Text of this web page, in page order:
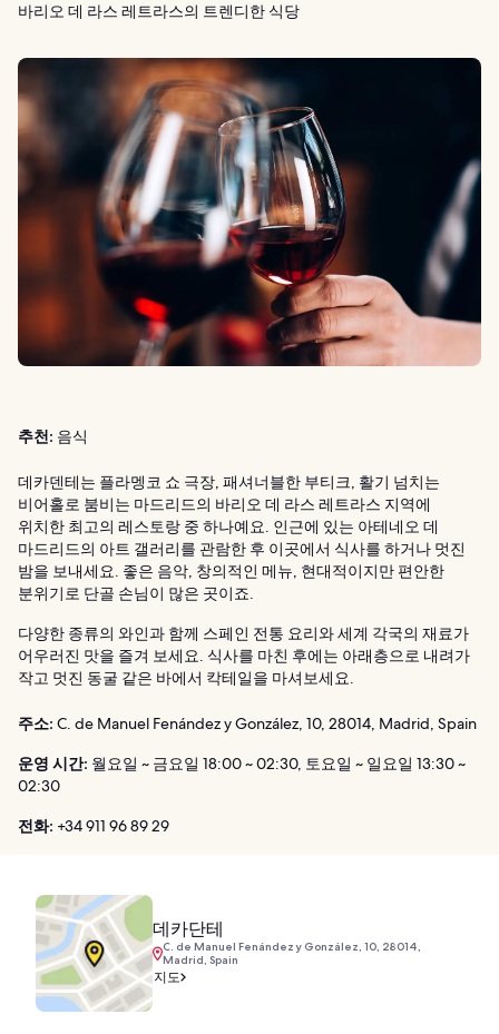
바리오 데 라스 레트라스의 트렌디한 식당
추천: 음식
데카덴테는 플라멩코 쇼 극장, 패셔너블한 부티크, 활기 넘치는
비어홀로 붐비는 마드리드의 바리오 데 라스 레트라스 지역에
위치한 최고의 레스토랑 중 하나예요. 인근에 있는 아테네오 데
마드리드의 아트 갤러리를 관람한 후 이곳에서 식사를 하거나 멋진
밤을 보내세요. 좋은 음악, 창의적인 메뉴, 현대적이지만 편안한
분위기로 단골 손님이 많은 곳이죠.
다양한 종류의 와인과 함께 스페인 전통 요리와 세계 각국의 재료가
어우러진 맛을 즐겨 보세요. 식사를 마친 후에는 아래층으로 내려가
작고 멋진 동굴 같은 바에서 칵테일을 마셔보세요.
주소: C. de Manuel Fenández y González, 10, 28014, Madrid, Spain
운영 시간: 월요일 ~ 금요일 18:00 ~ 02:30, 토요일 ~ 일요일 13:30 ~
02:30
전화: +34 911 96 89 29
데카단테
C. de Manuel Fenández y González, 10, 28014,
Madrid, Spain
지도